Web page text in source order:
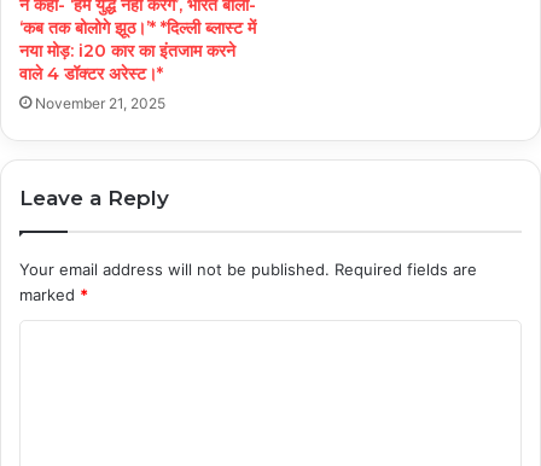
ने कहा- ‘हम युद्ध नहीं करेंगे’, भारत बोला-
‘कब तक बोलोगे झूठ।’* *द‍िल्‍ली ब्‍लास्‍ट में
नया मोड़: i20 कार का इंतजाम करने
वाले 4 डॉक्‍टर अरेस्‍ट।*
November 21, 2025
Leave a Reply
Your email address will not be published. Required fields are
marked *